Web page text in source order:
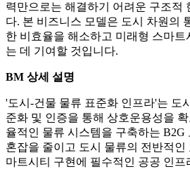
력만으로는 해결하기 어려운 구조적
다. 본 비즈니스 모델은 도시 차원의
한 비효율을 해소하고 미래형 스마트
는 데 기여할 것입니다.
BM 상세 설명
'도시-건물 물류 표준화 인프라'는 도
준화 및 인증을 통해 상호운용성을
율적인 물류 시스템을 구축하는 B2G
혼잡을 줄이고 도시 물류의 전반적
마트시티 구현에 필수적인 공공 인프